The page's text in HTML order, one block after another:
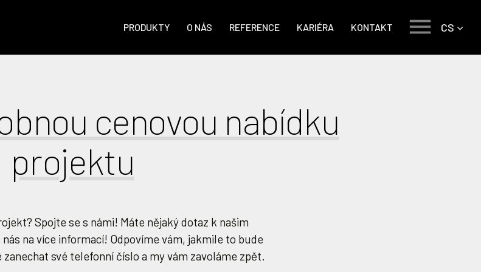
PRODUKTY O NÁS REFERENCE KARIÉRA KONTAKT CS
cenovou nabídku
projektu
Spojte se s námi! Máte nějaký dotaz k našim
na více informací! Odpovíme vám, jakmile to bude
své telefonní číslo a my vám zavoláme zpět.